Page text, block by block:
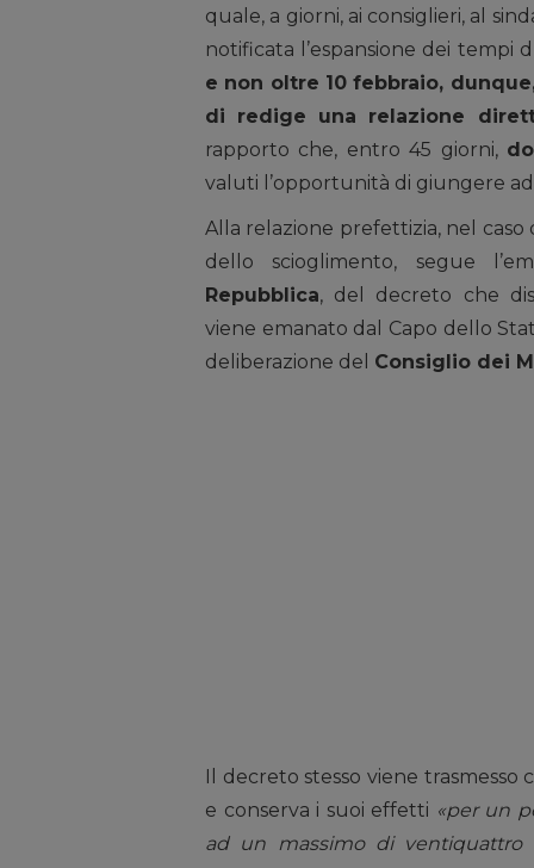
quale, a giorni, ai consiglieri, al
notificata l’espansione dei tempi
e non oltre 10 febbraio,
di redige una relazione
rapporto che, entro 45 giorni,
valuti l’opportunità di giungere
Alla relazione prefettizia, nel
dello scioglimento, segue
Repubblica, del decreto che
viene emanato dal Capo dello
deliberazione del Consiglio dei
Il decreto stesso viene
e conserva i suoi effetti «per un
ad un massimo di ventiquattro